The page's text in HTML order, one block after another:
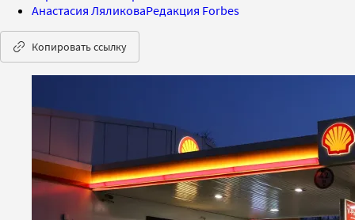
Анастасия ЛяликоваРедакция Forbes
Копировать ссылку